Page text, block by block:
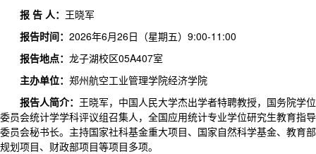
报 告 人： 王晓军
报告时间： 2026年6月26日（星期五）9:00-11:00
报告地点： 龙子湖校区05A407室
主办单位： 郑州航空工业管理学院经济学院
报告人简介： 王晓军，中国人民大学杰出学者特聘教授，国务院学位
委员会统计学学科评议组召集人，全国应用统计专业学位研究生教育指导
委员会秘书长。主持国家社科基金重大项目、国家自然科学基金、教育部
规划项目、财政部项目等项目多项。